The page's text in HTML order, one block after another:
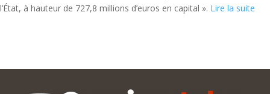
l’État, à hauteur de 727,8 millions d’euros en capital ». Lire la suite